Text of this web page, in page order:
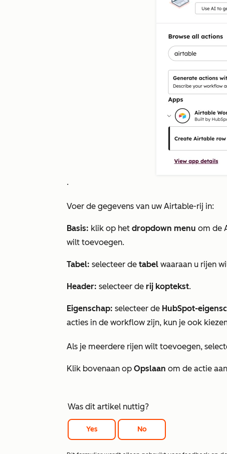
.
Voer de gegevens van uw Airtable-rij in:
Basis: klik op het dropdown menu om de
wilt toevoegen.
Tabel: selecteer de tabel waaraan u rijen
Header: selecteer de rij koptekst.
Eigenschap: selecteer de HubSpot-
acties in de workflow zijn, kun je ook
Als je meerdere rijen wilt toevoegen,
Klik bovenaan op Opslaan om de actie
Was dit artikel nuttig?
Yes No